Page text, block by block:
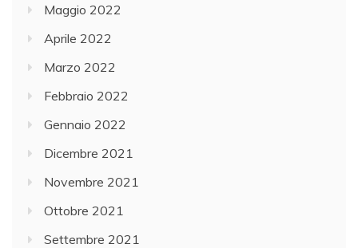
Maggio 2022
Aprile 2022
Marzo 2022
Febbraio 2022
Gennaio 2022
Dicembre 2021
Novembre 2021
Ottobre 2021
Settembre 2021